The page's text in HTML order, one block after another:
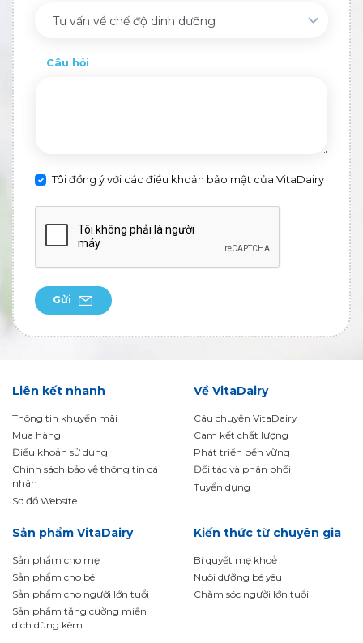
Tư vấn về chế độ dinh dưỡng
Câu hỏi
Tôi đồng ý với các điều khoản bảo mật của VitaDairy
Gửi
Liên kết nhanh
Thông tin khuyến mãi
Mua hàng
Điều khoản sử dụng
Chính sách bảo vệ thông tin cá
nhân
Sơ đồ Website
Về VitaDairy
Câu chuyện VitaDairy
Cam kết chất lượng
Phát triển bền vững
Đối tác và phân phối
Tuyển dụng
Sản phẩm VitaDairy
Sản phẩm cho mẹ
Sản phẩm cho bé
Sản phẩm cho người lớn tuổi
Sản phẩm tăng cường miễn
dịch dùng kèm
Kiến thức từ chuyên gia
Bí quyết mẹ khoẻ
Nuôi dưỡng bé yêu
Chăm sóc người lớn tuổi